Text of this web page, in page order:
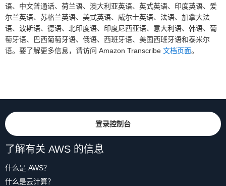
语、中文普通话、荷兰语、澳大利亚英语、英式英语、印度英语、爱
尔兰英语、苏格兰英语、美式英语、威尔士英语、法语、加拿大法
语、波斯语、德语、北印度语、印度尼西亚语、意大利语、韩语、葡
萄牙语、巴西葡萄牙语、俄语、西班牙语、美国西班牙语和泰米尔
语。要了解更多信息，请访问 Amazon Transcribe 文档页面。
登录控制台
了解有关 AWS 的信息
什么是 AWS？
什么是云计算？